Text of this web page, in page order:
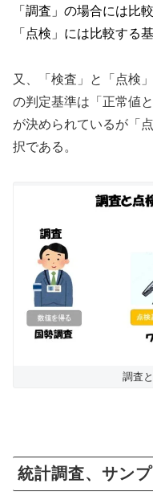
「調査」の場合には比
「点検」には比較する
又、「検査」と「点検
の判定基準は「正常値
が決められているが「
択である。
調査
統計調査、サン